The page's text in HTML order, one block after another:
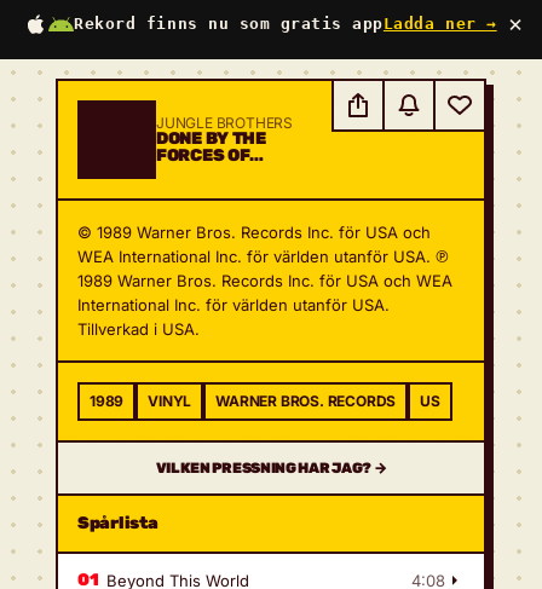
Rekord finns nu som gratis appLadda ner → ×